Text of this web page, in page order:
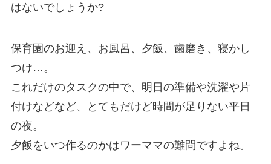
はないでしょうか?
保育園のお迎え、お風呂、夕飯、歯磨き、寝かし
つけ…。
これだけのタスクの中で、明日の準備や洗濯や片
付けなどなど、とてもだけど時間が足りない平日
の夜。
夕飯をいつ作るのかはワーママの難問ですよね。